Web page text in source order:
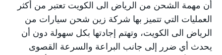
أن مهمة الشحن من الرياض الى الكويت تعتبر من أكثر
العمليات التي تتميز بها شركة زين شحن سيارات من
الرياض الى الكويت، وتهتم إجادتها بكل سهولة دون أن
يحدث أي ضرر إلى جانب البراعة والسرعة القصوى